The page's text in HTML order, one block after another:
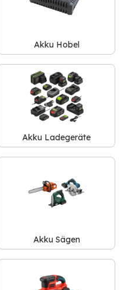
Akku Hobel
Akku Ladegeräte
Akku Sägen